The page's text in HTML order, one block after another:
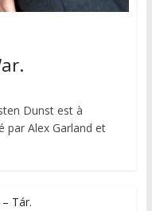
Dunst est à
par Alex Garland et
Tár.